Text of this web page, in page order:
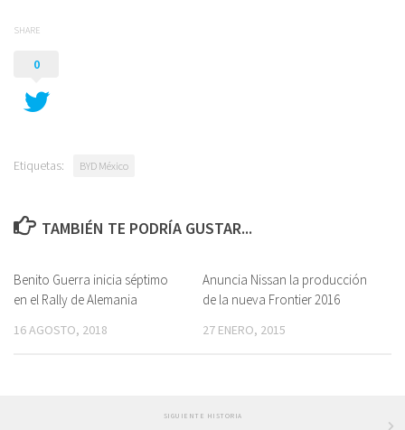
SHARE
0
Etiquetas: BYD México
TAMBIÉN TE PODRÍA GUSTAR...
Benito Guerra inicia séptimo
en el Rally de Alemania
16 AGOSTO, 2018
Anuncia Nissan la producción
de la nueva Frontier 2016
27 ENERO, 2015
SIGUIENTE HISTORIA